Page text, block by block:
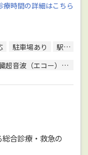
療時間の詳細はこちら
駐車場あり
駅徒歩5分圏内
超音波（エコー）検査
合診療・救急の